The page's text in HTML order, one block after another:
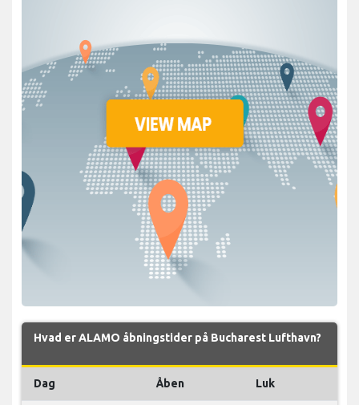
Hvad er ALAMO åbningstider på Bucharest Lufthavn?
Dag Åben Luk